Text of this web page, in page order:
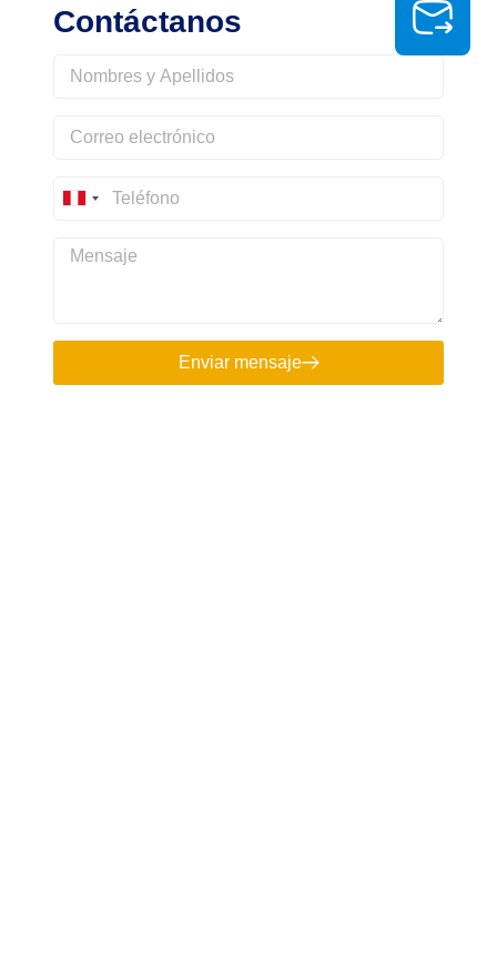
Contáctanos
Peru
Enviar mensaje